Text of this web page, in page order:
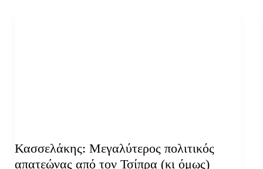
Κασσελάκης: Μεγαλύτερος πολιτικός
απατεώνας από τον Τσίπρα (κι όμως)